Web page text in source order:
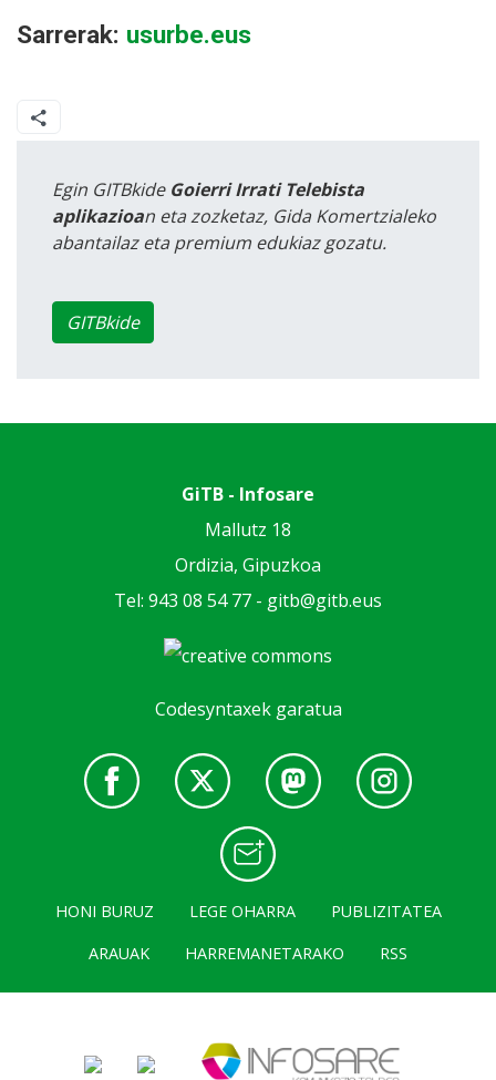
Sarrerak: usurbe.eus
Egin GITBkide Goierri Irrati Telebista
aplikazioan eta zozketaz, Gida Komertzialeko
abantailaz eta premium edukiaz gozatu.
GITBkide
GiTB - Infosare
Mallutz 18
Ordizia, Gipuzkoa
Tel: 943 08 54 77 - gitb@gitb.eus
Codesyntaxek garatua
HONI BURUZ LEGE OHARRA
PUBLIZITATEA
ARAUAK
HARREMANETARAKO RSS